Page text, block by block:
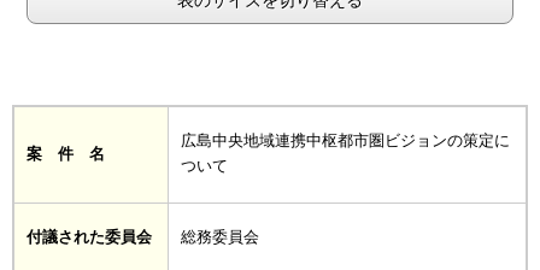
案 件 名
広島中央地域連携中枢都市圏ビジョンの策定に
ついて
付議された委員会 総務委員会